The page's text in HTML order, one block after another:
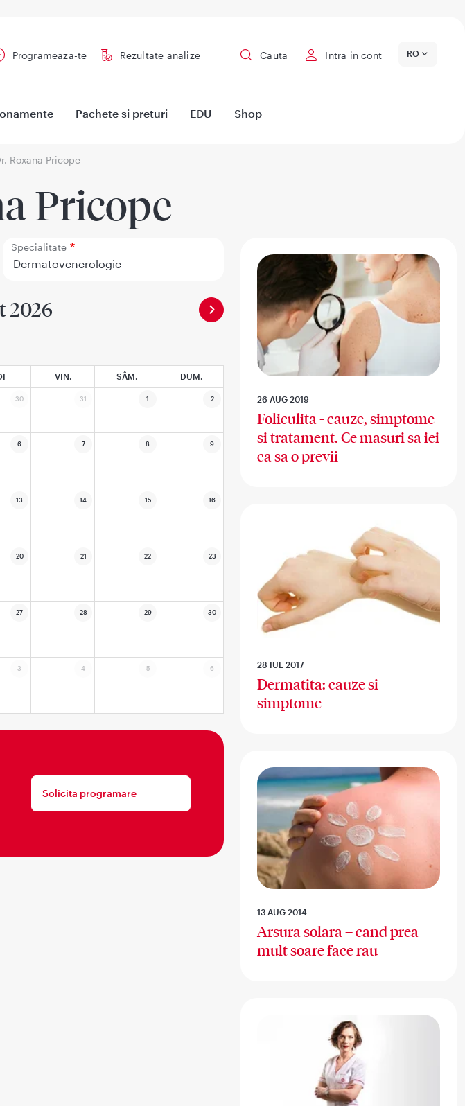
Programeaza-te Rezultate analize Cauta Intra in cont RO
Pachete si preturi EDU Shop
Roxana Pricope
Pricope
Specialitate
2026
VIN. SÂM. DUM.
30 31 1 2
6 7 8 9
13 14 15 16
20 21 22 23
27 28 29 30
3 4 5 6
Solicita programare
26 AUG 2019
Foliculita - cauze, simptome
si tratament. Ce masuri sa iei
ca sa o previi
28 IUL 2017
Dermatita: cauze si
simptome
13 AUG 2014
Arsura solara – cand prea
mult soare face rau